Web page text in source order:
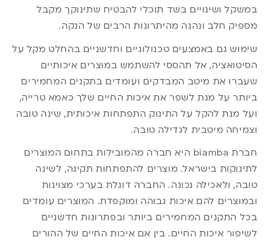
במשקל ושינויים בשד תוכלי להבטיח שתינוקך מקבל
מספיק חלב ונהנה מהיתרונות הרבים של הנקה.
שימוש גם באמצעים טכנולוגיים וחדשניים בהחלט מקל על
הסיטואציה, אל תהססי להשתמש במוצרים איכותיים
שעברו את מיטב המבדקים ועומדים בתקנים המחמירים
ביותר על מנת לשפר את איכות החיים שלך כאמא טרייה,
ועל מנת להקל על התינוק התפתחות איכותית, שינה טובה
וצמיחה מיטבית לגדילה טובה.
חברת biamba היא חברה מהמובילות בתחום המוצרים
לתינוקות בישראל. מוצרים להתפתחות תקינה, לשינה
טובה, ולאכילה נכונה. החברה דוגלת בערכי מצוינות
ובמוצרים להם איכות גבוהה ומוקפדת. המוצרים עומדים
בכל התקנים המחמירים ביותר ובפתרונות חדשניים
לשיפור איכות החיים. בין אם איכות החיים של ההורים